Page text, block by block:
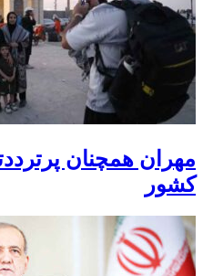
مهران همچنان
کشور